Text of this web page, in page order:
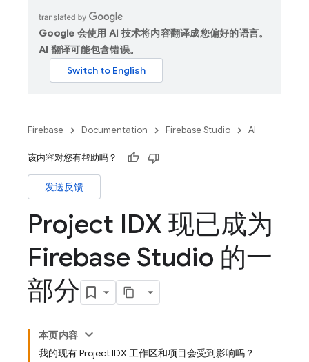
Google 会使用 AI 技术将内容翻译成您偏好的语言。
AI 翻译可能包含错误。
Firebase Documentation Firebase Studio AI
该内容对您有帮助吗？
发送反馈
Project IDX 现已成为
Firebase Studio 的一
部分
本页内容
我的现有 Project IDX 工作区和项目会受到影响吗？